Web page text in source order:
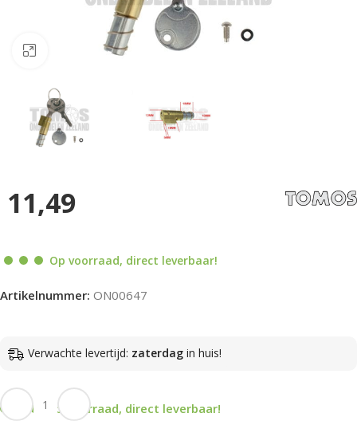
Klik om te vergroten
11,49
Op voorraad, direct leverbaar!
Artikelnummer: ON00647
Verwachte levertijd: zaterdag in huis!
Op voorraad, direct leverbaar!